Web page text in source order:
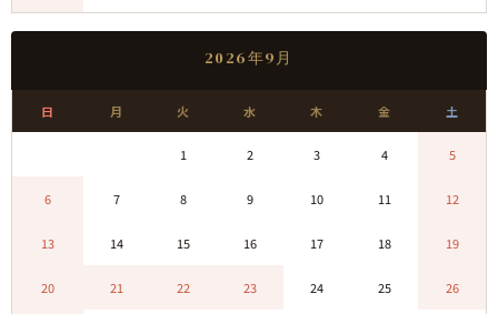
2026年9月
日 月 火 水 木 金 土
1 2 3 4 5
6 7 8 9 10 11 12
13 14 15 16 17 18 19
20 21 22 23 24 25 26